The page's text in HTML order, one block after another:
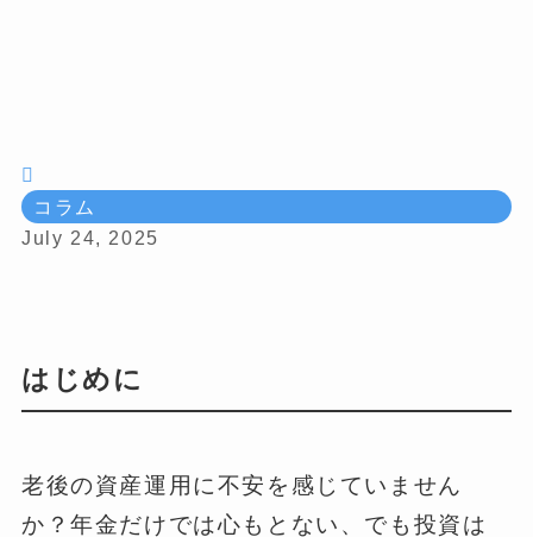
コラム
July 24, 2025
はじめに
老後の資産運用に不安を感じていません
か？年金だけでは心もとない、でも投資は